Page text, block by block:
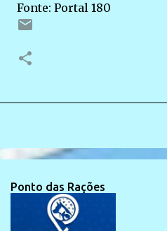
Fonte: Portal 180
Ponto das Rações